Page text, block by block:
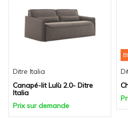
Ditre Italia
Canapé-lit Lulù 2.0- Ditre
Italia
Prix sur demande